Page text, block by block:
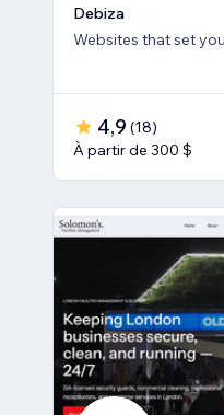
Debiza
Websites that set
4,9 (18)
À partir de 300 $